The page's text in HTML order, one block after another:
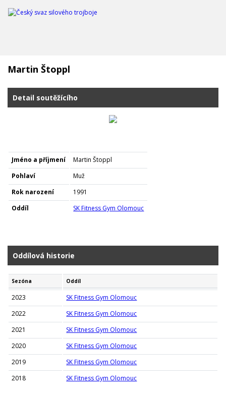
Martin Štoppl
Detail soutěžícího
Jméno a příjmení
Martin Štoppl
Pohlaví
Muž
Rok narození
1991
Oddíl
SK Fitness Gym Olomouc
Oddílová historie
Sezóna Oddíl
2023
SK Fitness Gym Olomouc
2022
SK Fitness Gym Olomouc
2021
SK Fitness Gym Olomouc
2020
SK Fitness Gym Olomouc
2019
SK Fitness Gym Olomouc
2018
SK Fitness Gym Olomouc